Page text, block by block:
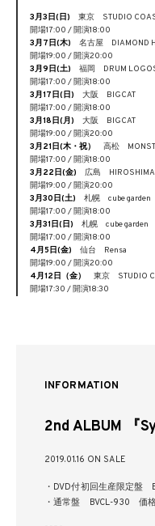
3月3日(日) 東京 STUDIO
開場17:00 / 開演18:00
3月7日(木) 名古屋 DIAMOND
開場19:00 / 開演20:00
3月9日(土) 福岡 DRUM
開場17:00 / 開演18:00
3月17日(日) 大阪 BIGCAT
開場17:00 / 開演18:00
3月18日(月) 大阪 BIGCAT
開場19:00 / 開演20:00
3月21日(木・祝）
高松
開場17:00 / 開演18:00
3月22日(金) 広島 HIROSHIMA
開場19:00 / 開演20:00
3月30日(土) 札幌 cube garden
開場17:00 / 開演18:00
3月31日(日) 札幌 cube garden
開場17:00 / 開演18:00
4月5日(金) 仙台 Rensa
開場19:00 / 開演20:00
4月12日（金）
東京 STUDIO
開場17:30 / 開演18:30
INFORMATION
2nd ALBUM 『
2019.01.16 ON SALE
・DVD付初回生産限定
・通常盤 BVCL-930 価